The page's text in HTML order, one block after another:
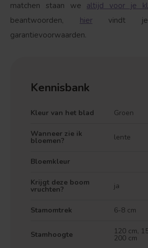
matchen staan we altijd voor je
beantwoorden, hiervindt je
garantievoorwaarden.
Kennisbank
Kleur van het blad Groen
Wanneer zie ik
bloemen? lente
Bloemkleur
Krijgt deze boom
vruchten? ja
Stamomtrek 6-8 cm
Stamhoogte 120 cm,
200 cm